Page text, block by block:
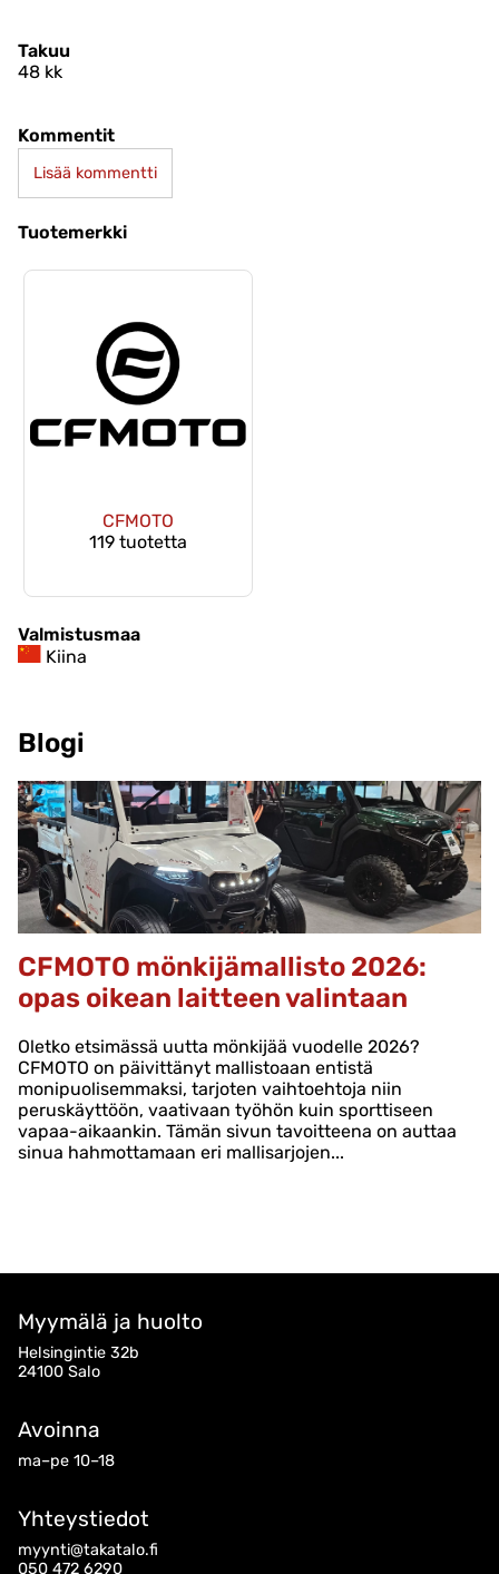
Takuu
48 kk
Kommentit
Lisää kommentti
Tuotemerkki
CFMOTO
119 tuotetta
Valmistusmaa
Kiina
Blogi
CFMOTO mönkijämallisto 2026:
opas oikean laitteen valintaan
Oletko etsimässä uutta mönkijää vuodelle 2026?
CFMOTO on päivittänyt mallistoaan entistä
monipuolisemmaksi, tarjoten vaihtoehtoja niin
peruskäyttöön, vaativaan työhön kuin sporttiseen
vapaa-aikaankin. Tämän sivun tavoitteena on auttaa
sinua hahmottamaan eri mallisarjojen...
Myymälä ja huolto
Helsingintie 32b
24100 Salo
Avoinna
ma–pe 10–18
Yhteystiedot
myynti@takatalo.fi
050 472 6290